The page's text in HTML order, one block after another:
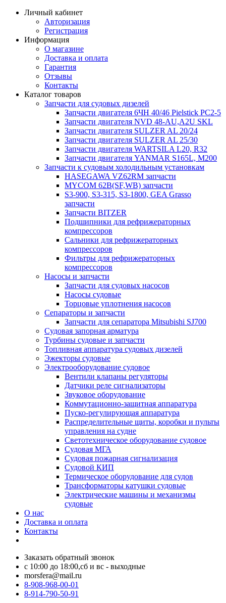
Личный кабинет
Авторизация
Регистрация
Информация
О магазине
Доставка и оплата
Гарантия
Отзывы
Контакты
Каталог товаров
Запчасти для судовых дизелей
Запчасти двигателя 6ЧН 40/46 Pielstick PC2-5
Запчасти двигателя NVD 48-AU,A2U SKL
Запчасти двигателя SULZER AL 20/24
Запчасти двигателя SULZER AL 25/30
Запчасти двигателя WARTSILA L20, R32
Запчасти двигателя YANMAR S165L, M200
Запчасти к судовым холодильным установкам
HASEGAWA VZ62RM запчасти
MYCOM 62B(SF,WB) запчасти
S3-900, S3-315, S3-1800, GEA Grasso
запчасти
Запчасти BITZER
Подшипники для рефрижераторных
компрессоров
Сальники для рефрижераторных
компрессоров
Фильтры для рефрижераторных
компрессоров
Насосы и запчасти
Запчасти для судовых насосов
Насосы судовые
Торцовые уплотнения насосов
Сепараторы и запчасти
Запчасти для сепаратора Mitsubishi SJ700
Судовая запорная арматура
Турбины судовые и запчасти
Топливная аппаратура судовых дизелей
Эжекторы судовые
Электрооборудование судовое
Вентили клапаны регуляторы
Датчики реле сигнализаторы
Звуковое оборудование
Коммутационно-защитная аппаратура
Пуско-регулирующая аппаратура
Распределительные щиты, коробки и пульты
управления на судне
Светотехническое оборудование судовое
Судовая МГА
Судовая пожарная сигнализация
Судовой КИП
Термическое оборудование для судов
Трансформаторы катушки судовые
Электрические машины и механизмы
судовые
О нас
Доставка и оплата
Контакты
Заказать обратный звонок
с 10:00 до 18:00,сб и вс - выходные
morsfera@mail.ru
8-908-968-00-01
8-914-790-50-91